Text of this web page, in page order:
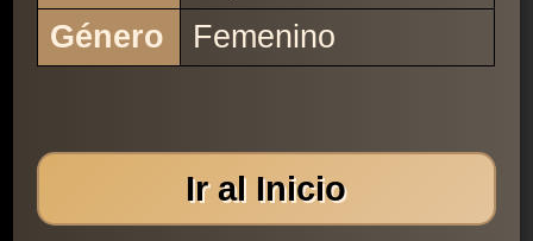
Género
Femenino
Ir al Inicio